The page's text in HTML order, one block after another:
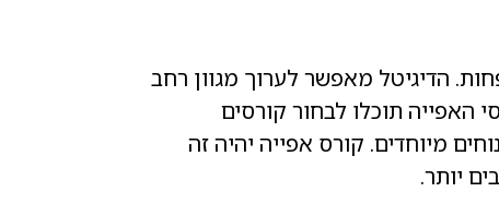
הדיגיטל מאפשר לערוך מגוון רחב
האפייה תוכלו לבחור קורסים
מיוחדים. קורס אפייה יהיה זה
יותר.